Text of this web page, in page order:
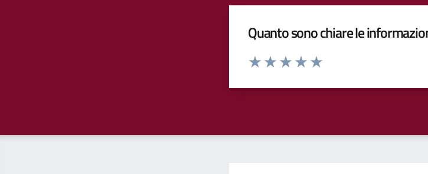
Quanto sono chiare le
Valuta da 1 a 5 stelle la pagina